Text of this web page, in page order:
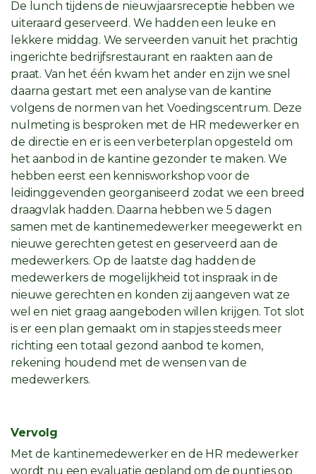
De lunch tijdens de nieuwjaarsreceptie hebben we
uiteraard geserveerd. We hadden een leuke en
lekkere middag. We serveerden vanuit het prachtig
ingerichte bedrijfsrestaurant en raakten aan de
praat. Van het één kwam het ander en zijn we snel
daarna gestart met een analyse van de kantine
volgens de normen van het Voedingscentrum. Deze
nulmeting is besproken met de HR medewerker en
de directie en er is een verbeterplan opgesteld om
het aanbod in de kantine gezonder te maken. We
hebben eerst een kennisworkshop voor de
leidinggevenden georganiseerd zodat we een breed
draagvlak hadden. Daarna hebben we 5 dagen
samen met de kantinemedewerker meegewerkt en
nieuwe gerechten getest en geserveerd aan de
medewerkers. Op de laatste dag hadden de
medewerkers de mogelijkheid tot inspraak in de
nieuwe gerechten en konden zij aangeven wat ze
wel en niet graag aangeboden willen krijgen. Tot slot
is er een plan gemaakt om in stapjes steeds meer
richting een totaal gezond aanbod te komen,
rekening houdend met de wensen van de
medewerkers.
Vervolg
Met de kantinemedewerker en de HR medewerker
wordt nu een evaluatie gepland om de puntjes op